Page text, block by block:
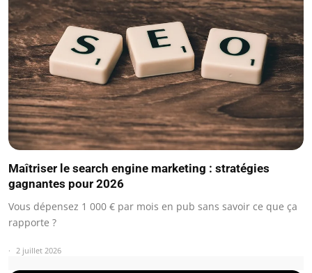
Maîtriser le search engine marketing : stratégies
gagnantes pour 2026
Vous dépensez 1 000 € par mois en pub sans savoir ce que ça
rapporte ?
2 juillet 2026